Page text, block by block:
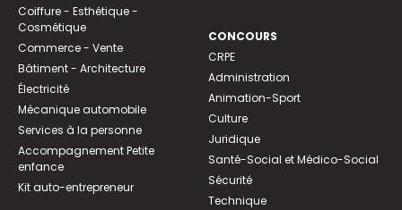
Coiffure - Esthétique -
Cosmétique
Commerce - Vente
Bâtiment - Architecture
Électricité
Mécanique automobile
Services à la personne
Accompagnement Petite
enfance
Kit auto-entrepreneur
CONCOURS
CRPE
Administration
Animation-Sport
Culture
Juridique
Santé-Social et Médico-Social
Sécurité
Technique